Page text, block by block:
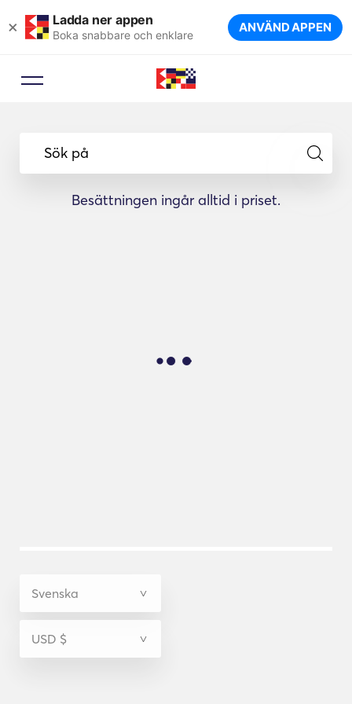
× Ladda ner appen
Boka snabbare och enklare ANVÄND APPEN
Sök på
Besättningen ingår alltid i priset.